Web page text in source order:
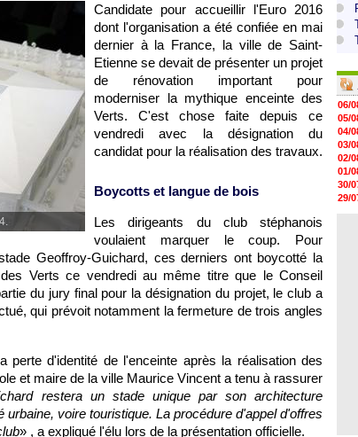
Candidate pour accueillir l'Euro 2016
dont l'organisation a été confiée en mai
dernier à la France, la ville de Saint-
Etienne se devait de présenter un projet
de rénovation important pour
moderniser la mythique enceinte des
Verts. C'est chose faite depuis ce
vendredi avec la désignation du
candidat pour la réalisation des travaux.
Boycotts et langue de bois
Les dirigeants du club stéphanois
voulaient marquer le coup. Pour
Geoffroy-Guichard, ces derniers ont boycotté la
Verts ce vendredi au même titre que le Conseil
du jury final pour la désignation du projet, le club a
qui prévoit notamment la fermeture de trois angles
perte d'identité de l'enceinte après la réalisation des
et maire de la ville Maurice Vincent a tenu à rassurer
restera un stade unique par son architecture
voire touristique. La procédure d'appel d'offres
» , a expliqué l'élu lors de la présentation officielle.
06/
05/
04/
03/
02/
01/
30/
29/